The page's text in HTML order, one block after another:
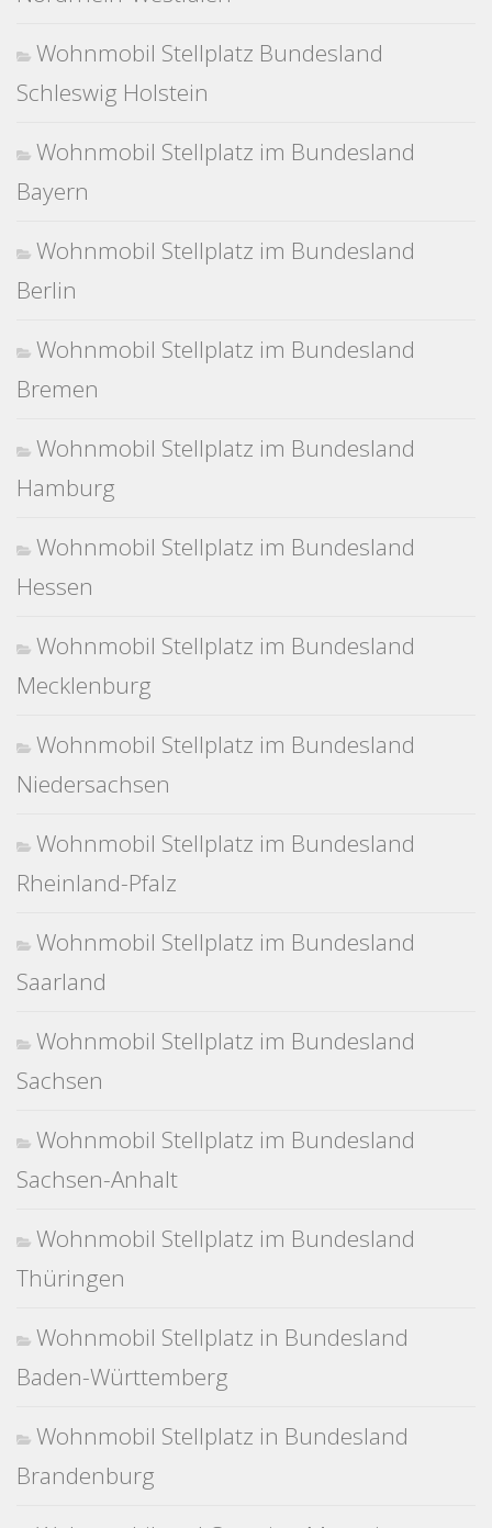
Wohnmobil Stellplatz Bundesland
Schleswig Holstein
Wohnmobil Stellplatz im Bundesland
Bayern
Wohnmobil Stellplatz im Bundesland
Berlin
Wohnmobil Stellplatz im Bundesland
Bremen
Wohnmobil Stellplatz im Bundesland
Hamburg
Wohnmobil Stellplatz im Bundesland
Hessen
Wohnmobil Stellplatz im Bundesland
Mecklenburg
Wohnmobil Stellplatz im Bundesland
Niedersachsen
Wohnmobil Stellplatz im Bundesland
Rheinland-Pfalz
Wohnmobil Stellplatz im Bundesland
Saarland
Wohnmobil Stellplatz im Bundesland
Sachsen
Wohnmobil Stellplatz im Bundesland
Sachsen-Anhalt
Wohnmobil Stellplatz im Bundesland
Thüringen
Wohnmobil Stellplatz in Bundesland
Baden-Württemberg
Wohnmobil Stellplatz in Bundesland
Brandenburg